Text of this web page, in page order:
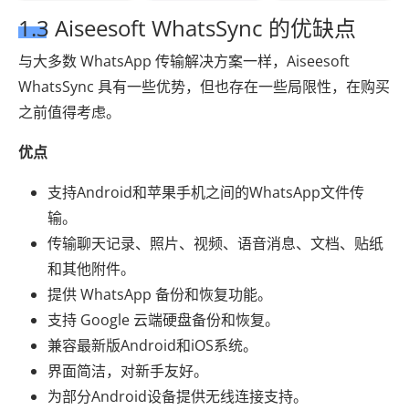
1.3 Aiseesoft WhatsSync 的优缺点
与大多数 WhatsApp 传输解决方案一样，Aiseesoft
WhatsSync 具有一些优势，但也存在一些局限性，在购买
之前值得考虑。
优点
支持Android和苹果手机之间的WhatsApp文件传
输。
传输聊天记录、照片、视频、语音消息、文档、贴纸
和其他附件。
提供 WhatsApp 备份和恢复功能。
支持 Google 云端硬盘备份和恢复。
兼容最新版Android和iOS系统。
界面简洁，对新手友好。
为部分Android设备提供无线连接支持。